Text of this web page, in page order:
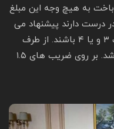
به هیچ وجه این مبلغ
در درست دارند پیشنهاد می
شود به دنبال شرط بندی بر روی ضریب ۳ و یا ۴ باشند. از طرف
دیگر اگر سرمایه اولیه شما زیاد می باشد. بر روی ضریب های ۱.۵